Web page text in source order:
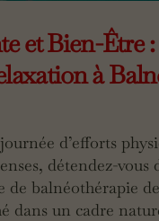
et Bien-Être :
à
d’efforts
détendez-vous
de balnéothérapie
dans un cadre